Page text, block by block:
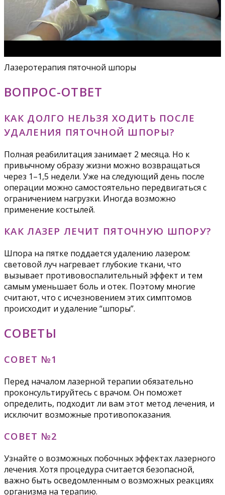
Лазеротерапия пяточной шпоры
ВОПРОС-ОТВЕТ
КАК ДОЛГО НЕЛЬЗЯ ХОДИТЬ ПОСЛЕ
УДАЛЕНИЯ ПЯТОЧНОЙ ШПОРЫ?
Полная реабилитация занимает 2 месяца. Но к
привычному образу жизни можно возвращаться
через 1–1,5 недели. Уже на следующий день после
операции можно самостоятельно передвигаться с
ограничением нагрузки. Иногда возможно
применение костылей.
КАК ЛАЗЕР ЛЕЧИТ ПЯТОЧНУЮ ШПОРУ?
Шпора на пятке поддается удалению лазером:
световой луч нагревает глубокие ткани, что
вызывает противовоспалительный эффект и тем
самым уменьшает боль и отек. Поэтому многие
считают, что с исчезновением этих симптомов
происходит и удаление “шпоры”.
СОВЕТЫ
СОВЕТ №1
Перед началом лазерной терапии обязательно
проконсультируйтесь с врачом. Он поможет
определить, подходит ли вам этот метод лечения, и
исключит возможные противопоказания.
СОВЕТ №2
Узнайте о возможных побочных эффектах лазерного
лечения. Хотя процедура считается безопасной,
важно быть осведомленным о возможных реакциях
организма на терапию.